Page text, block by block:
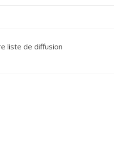
liste de diffusion